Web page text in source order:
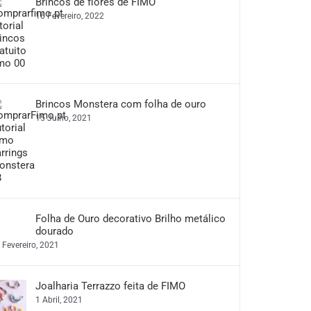
16 Fevereiro, 2022
Brincos Monstera com folha de ouro
15 Julho, 2021
Folha de Ouro decorativo Brilho metálico
dourado
2021
Joalharia Terrazzo feita de FIMO
1 Abril, 2021